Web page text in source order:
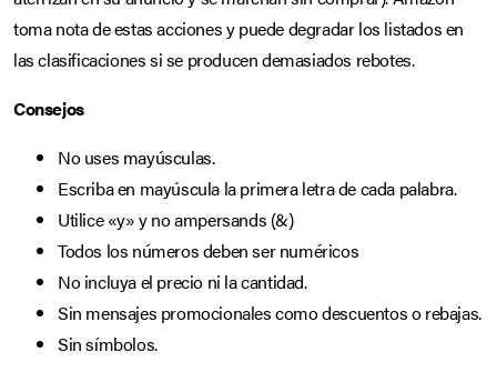
toma nota de estas acciones y puede degradar los listados en
las clasificaciones si se producen demasiados rebotes.
Consejos
No uses mayúsculas.
Escriba en mayúscula la primera letra de cada palabra.
Utilice «y» y no ampersands (&)
Todos los números deben ser numéricos
No incluya el precio ni la cantidad.
Sin mensajes promocionales como descuentos o rebajas.
Sin símbolos.